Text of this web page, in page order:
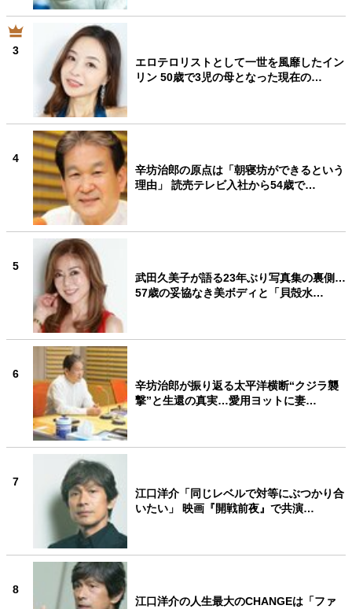
3
エロテロリストとして一世を風靡したイン
リン 50歳で3児の母となった現在の…
4
辛坊治郎の原点は「朝寝坊ができるという
理由」 読売テレビ入社から54歳で…
5
武田久美子が語る23年ぶり写真集の裏側…
57歳の妥協なき美ボディと「貝殻水…
6
辛坊治郎が振り返る太平洋横断“クジラ襲
撃”と生還の真実…愛用ヨットに妻…
7
江口洋介「同じレベルで対等にぶつかり合
いたい」 映画『開戦前夜』で共演…
8
江口洋介の人生最大のCHANGEは「ファ